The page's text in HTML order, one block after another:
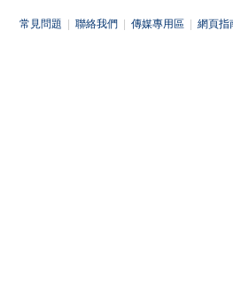
常見問題 聯絡我們 傳媒專用區 網頁指